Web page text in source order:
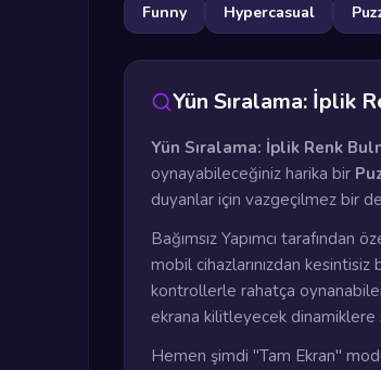
Funny
Hypercasual
Yün Sıralama: İplik
Yün Sıralama: İplik Renk
oynayabileceğiniz harika bir
duyanlar için vazgeçilmez bir
Bağımsız Yapımcı
mobil cihazlarınızdan
kontrollerle rahatça
ekrana kilitleyecek dinamiklere
Hemen şimdi "Tam Ekran"